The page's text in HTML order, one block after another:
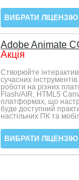
ВИБРАТИ ЛІЦЕНЗІЮ
Adobe Animate
Акція
Створюйте
сучасних
роботи на різних
Flash/AIR, HTML5
платформах, що
буде доступний
настільних ПК та
ВИБРАТИ ЛІЦЕНЗІЮ